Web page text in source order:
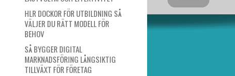
HLR DOCKOR FÖR UTBILDNING SÅ
VÄLJER DU RÄTT MODELL FÖR
BEHOV
SÅ BYGGER DIGITAL
MARKNADSFÖRING LÅNGSIKTIG
TILLVÄXT FÖR FÖRETAG